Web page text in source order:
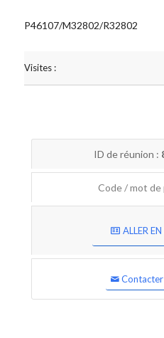
P46107/M32802/R32802
Visites :
ID de réunion :
Code / mot de
ALLER